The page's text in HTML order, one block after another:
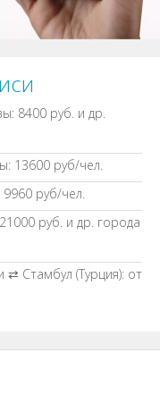
8400 руб. и др.
13600 руб/чел.
руб/чел.
руб. и др. города
Стамбул (Турция): от